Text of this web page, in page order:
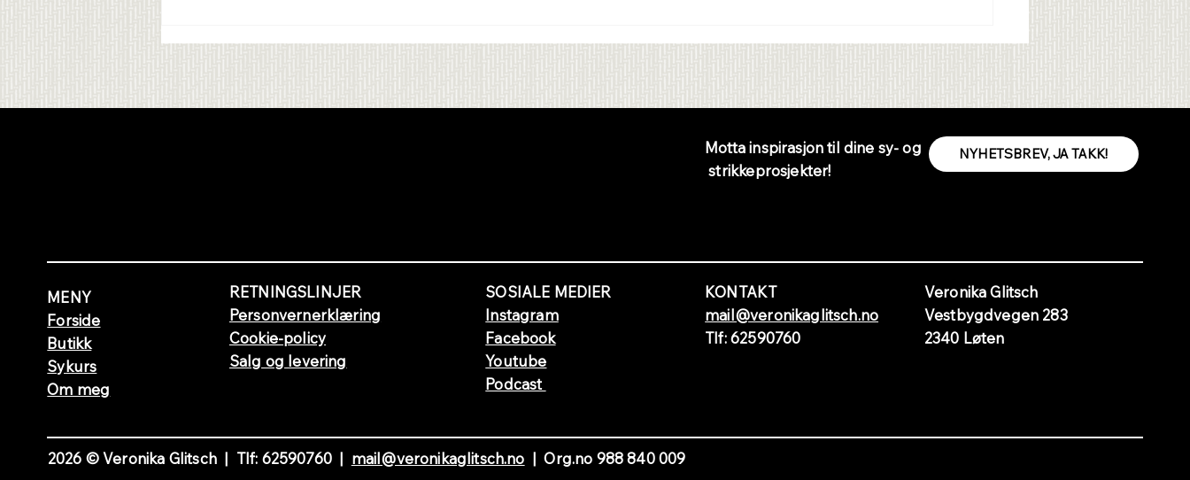
passer deg - Challenge uke
4/2026
passer deg - Challenge uke
4/2026
passer deg - Challenge uke
4/2026
Motta inspirasjon til dine sy- og
strikkeprosjekter!
NYHETSBREV, JA TAKK!
MENY
Forside
Butikk
Sykurs
Om meg
RETNINGSLINJER
Personvernerklæring
Cookie-policy
Salg og levering
SOSIALE MEDIER
Instagram
Facebook
Youtube
Podcast
KONTAKT
mail@veronikaglitsch.no
Tlf: 62590760
Veronika Glitsch
Vestbygdvegen 283
2340 Løten
2026 © Veronika Glitsch | Tlf: 62590760 | mail@veronikaglitsch.no | Org.no 988 840 009